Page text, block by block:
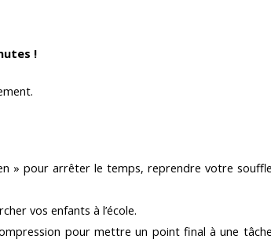
!
» pour arrêter le temps, reprendre votre
vos enfants à l’école.
pour mettre un point final à une